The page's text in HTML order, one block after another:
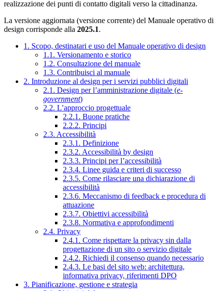
realizzazione dei punti di contatto digitali verso la cittadinanza.
La versione aggiornata (versione corrente) del Manuale operativo di
design corrisponde alla 2025.1.
1. Scopo, destinatari e uso del Manuale operativo di design
1.1. Versionamento e storico
1.2. Consultazione del manuale
1.3. Contribuisci al manuale
2. Introduzione al design per i servizi pubblici digitali
2.1. Design per l’amministrazione digitale (e-
government)
2.2. L’approccio progettuale
2.2.1. Buone pratiche
2.2.2. Principi
2.3. Accessibilità
2.3.1. Definizione
2.3.2. Accessibilità by design
2.3.3. Principi per l’accessibilità
2.3.4. Linee guida e criteri di successo
2.3.5. Come rilasciare una dichiarazione di
accessibilità
2.3.6. Meccanismo di feedback e procedura di
attuazione
2.3.7. Obiettivi accessibilità
2.3.8. Normativa e approfondimenti
2.4. Privacy
2.4.1. Come rispettare la privacy sin dalla
progettazione di un sito o servizio digitale
2.4.2. Richiedi il consenso quando necessario
2.4.3. Le basi del sito web: architettura,
informativa privacy, riferimenti DPO
3. Pianificazione, gestione e strategia